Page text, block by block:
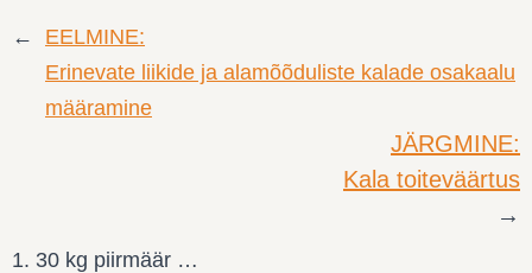
←
EELMINE:
Erinevate liikide ja alamõõduliste kalade osakaalu
määramine
JÄRGMINE:
Kala toiteväärtus
→
1. 30 kg piirmäär …